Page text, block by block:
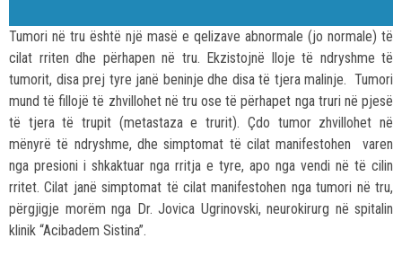
Tumori në tru është një masë e qelizave abnormale (jo normale) të
cilat rriten dhe përhapen në tru. Ekzistojnë lloje të ndryshme të
tumorit, disa prej tyre janë beninje dhe disa të tjera malinje. Tumori
mund të fillojë të zhvillohet në tru ose të përhapet nga truri në pjesë
të tjera të trupit (metastaza e trurit). Çdo tumor zhvillohet në
mënyrë të ndryshme, dhe simptomat të cilat manifestohen varen
nga presioni i shkaktuar nga rritja e tyre, apo nga vendi në të cilin
rritet. Cilat janë simptomat të cilat manifestohen nga tumori në tru,
përgjigje morëm nga Dr. Jovica Ugrinovski, neurokirurg në spitalin
klinik “Acibadem Sistina”.